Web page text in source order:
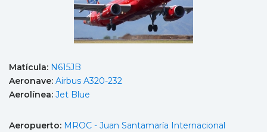
Matícula: N615JB
Aeronave: Airbus A320-232
Aerolínea: Jet Blue
Aeropuerto: MROC - Juan Santamaría Internacional